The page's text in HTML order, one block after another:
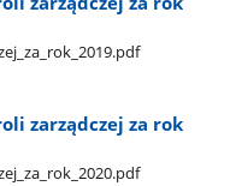
zarządczej za rok